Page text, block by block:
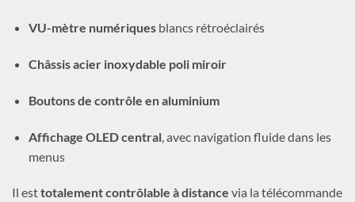
VU-mètre numériquesblancs rétroéclairés
Châssis acier inoxydable poli miroir
Boutons de contrôle en aluminium
Affichage OLED central, avec navigation fluide dans les
menus
Il esttotalement contrôlable à distance via la télécommande